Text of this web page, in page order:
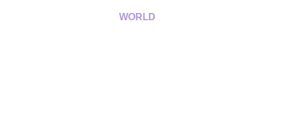
WORLD